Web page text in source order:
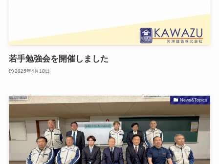
若手勉強会を開催しました
2025年4月18日
News&Topics